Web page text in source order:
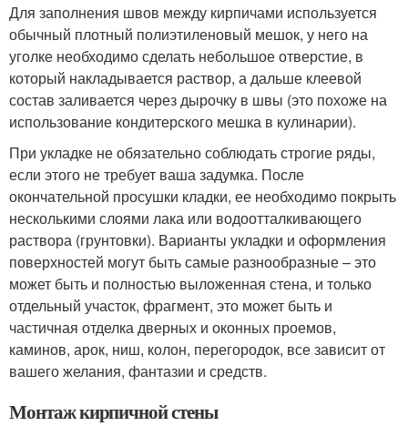
Для заполнения швов между кирпичами используется
обычный плотный полиэтиленовый мешок, у него на
уголке необходимо сделать небольшое отверстие, в
который накладывается раствор, а дальше клеевой
состав заливается через дырочку в швы (это похоже на
использование кондитерского мешка в кулинарии).
При укладке не обязательно соблюдать строгие ряды,
если этого не требует ваша задумка. После
окончательной просушки кладки, ее необходимо покрыть
несколькими слоями лака или водоотталкивающего
раствора (грунтовки). Варианты укладки и оформления
поверхностей могут быть самые разнообразные – это
может быть и полностью выложенная стена, и только
отдельный участок, фрагмент, это может быть и
частичная отделка дверных и оконных проемов,
каминов, арок, ниш, колон, перегородок, все зависит от
вашего желания, фантазии и средств.
Монтаж кирпичной стены